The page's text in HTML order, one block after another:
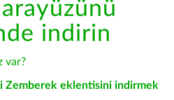
indirin
var?
Zemberek eklentisini indirmek